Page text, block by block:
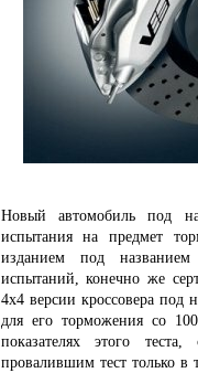
Новый автомобиль под
испытания на предмет
изданием под
испытаний, конечно же
4х4 версии кроссовера под
для его торможения со
показателях этого
провалившим тест только в